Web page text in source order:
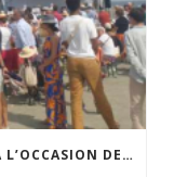
MESSE À LA POINTE SAINT GILDAS À L’OCCASION DE LA FÊTE DE LA MER